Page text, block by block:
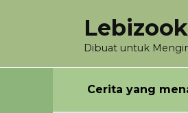
Lebizook
Dibuat untuk
Cerita yang